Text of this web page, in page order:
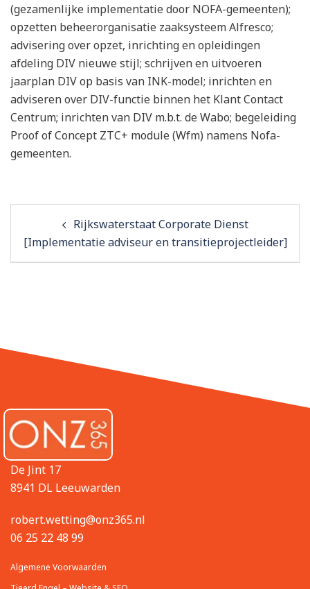
(gezamenlijke implementatie door NOFA-gemeenten);
opzetten beheerorganisatie zaaksysteem Alfresco;
advisering over opzet, inrichting en opleidingen
afdeling DIV nieuwe stijl; schrijven en uitvoeren
jaarplan DIV op basis van INK-model; inrichten en
adviseren over DIV-functie binnen het Klant Contact
Centrum; inrichten van DIV m.b.t. de Wabo; begeleiding
Proof of Concept ZTC+ module (Wfm) namens Nofa-
gemeenten.
navigationRijkswaterstaat Corporate Dienst
[Implementatie adviseur en transitieprojectleider]
De Jint 17
8941 DL Leeuwarden
robert.wetting@onz365.nl
06 25 22 48 99
Algemene Voorwaarden